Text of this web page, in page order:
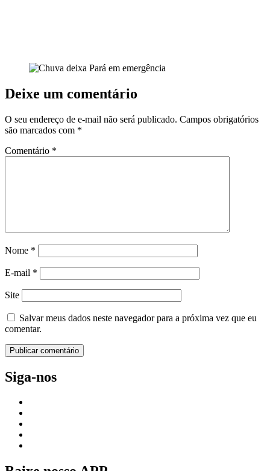
Deixe um comentário
O seu endereço de e-mail não será publicado. Campos obrigatórios
são marcados com *
Comentário *
Nome *
E-mail *
Site
Salvar meus dados neste navegador para a próxima vez que eu
comentar.
Siga-nos